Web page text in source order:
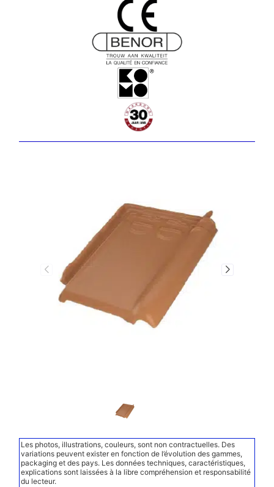
Les photos, illustrations, couleurs, sont non contractuelles. Des
variations peuvent exister en fonction de l’évolution des gammes,
packaging et des pays. Les données techniques, caractéristiques,
explications sont laissées à la libre compréhension et responsabilité
du lecteur.